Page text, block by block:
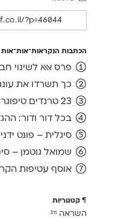
הכתבות הנקראות־אות־אות
פרס אאא לשינוי חברתי
כך תשרדו את
23 טרנדים טיפוגרפיים בעיצוב גרפי עברי, ועוד אחד לשנה הבאה
בכל דור ודור: ההגדה
סיגלית – פונט ידני
שמואל גוטמן – סיפורו של הטיפוגרף
אוסף עטיפות
קטגוריות
השראה 311